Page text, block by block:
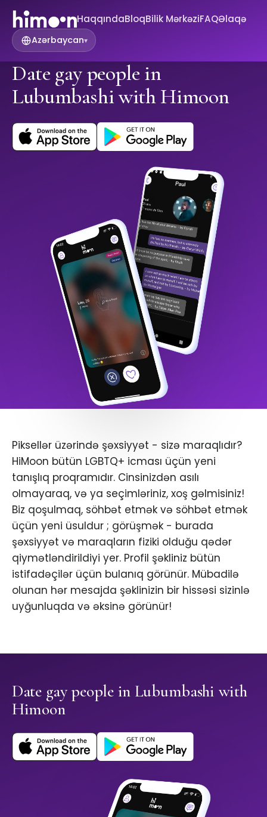
HaqqındaBloqBilik MərkəziFAQƏlaqə
Azərbaycan▾
Date gay people in
Lubumbashi with Himoon
Piksellər üzərində şəxsiyyət - sizə maraqlıdır?
HiMoon bütün LGBTQ+ icması üçün yeni
tanışlıq proqramıdır. Cinsinizdən asılı
olmayaraq, və ya seçimləriniz, xoş gəlmisiniz!
Biz qoşulmaq, söhbət etmək və söhbət etmək
üçün yeni üsuldur ; görüşmək - burada
şəxsiyyət və maraqların fiziki olduğu qədər
qiymətləndirildiyi yer. Profil şəkliniz bütün
istifadəçilər üçün bulanıq görünür. Mübadilə
olunan hər mesajda şəklinizin bir hissəsi sizinlə
uyğunluqda və əksinə görünür!
Date gay people in Lubumbashi with
Himoon